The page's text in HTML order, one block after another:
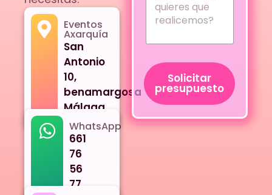
Eventos
Axarquía
San
Antonio
10,
benamargosa
Málaga
WhatsApp
661
76
56
77
Solicitar
presupuesto